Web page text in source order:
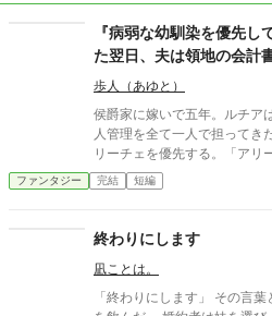
『病弱な幼馴染を優先し
た翌日、夫は領地の会計
とに気づいた
歩人（あゆと）
侯爵家に嫁いで五年。ルチア
人管理を全て一人で担ってき
リーチェを優先する。「アリ
う」——その言葉を百回聞い
名した。「ええ、私は丈夫で
らの陳情の山、そして紅茶の
後、かつて「地味な妻」と呼
として辣腕を振るっていた。
ファンタジー 完結 短編
終わりにします
凪ことは。
「終わりにします」 その言葉とともに、侯爵令嬢シルヴィアは毒